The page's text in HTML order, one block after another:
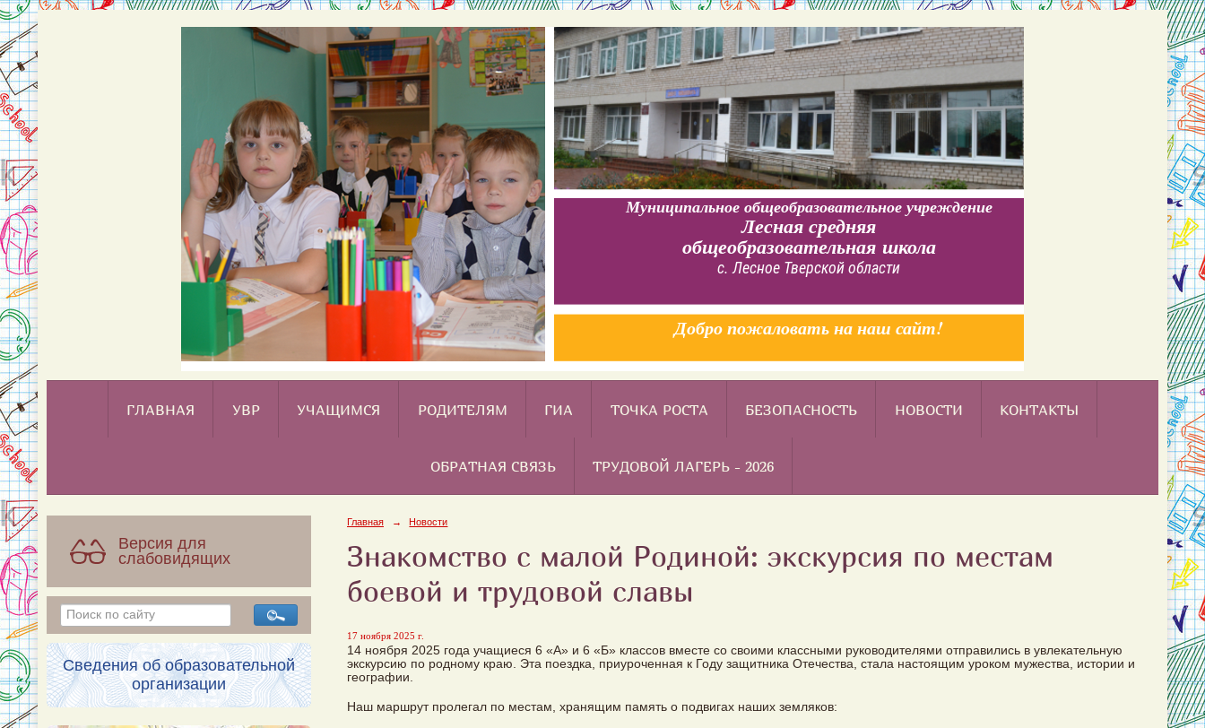
Муниципальное общеобразовательное учреждение
Лесная средняя
общеобразовательная школа
с. Лесное Тверской области
Добро пожаловать на наш сайт!
ГЛАВНАЯ УВР УЧАЩИМСЯ РОДИТЕЛЯМ ГИА ТОЧКА РОСТА БЕЗОПАСНОСТЬ НОВОСТИ КОНТАКТЫ
ОБРАТНАЯ СВЯЗЬ ТРУДОВОЙ ЛАГЕРЬ - 2026
Версия для
слабовидящих
Сведения об образовательной
организации
Главная → Новости
Знакомство с малой Родиной: экскурсия по местам
боевой и трудовой славы
17 ноября 2025 г.
14 ноября 2025 года учащиеся 6 «А» и 6 «Б» классов вместе со своими классными руководителями отправились в увлекательную
экскурсию по родному краю. Эта поездка, приуроченная к Году защитника Отечества, стала настоящим уроком мужества, истории и
географии.
Наш маршрут пролегал по местам, хранящим память о подвигах наших земляков: